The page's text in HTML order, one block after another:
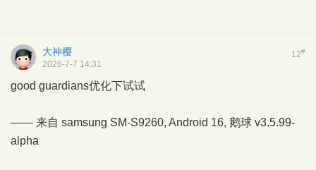
12#
大神樱
2026-7-7 14:31
good guardians优化下试试
—— 来自 samsung SM-S9260, Android 16, 鹅球 v3.5.99-
alpha